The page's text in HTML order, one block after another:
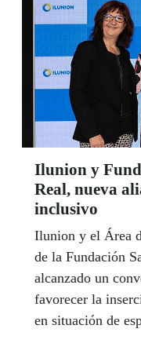
Ilunion y
Real, nueva
inclusivo
Ilunion y el Área
de la Fundación
alcanzado un
favorecer la
en situación de